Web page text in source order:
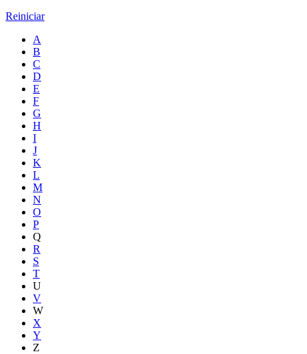
Reiniciar
A
B
C
D
E
F
G
H
I
J
K
L
M
N
O
P
Q
R
S
T
U
V
W
X
Y
Z